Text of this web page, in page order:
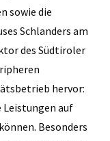
sowie die
Schlanders am
des Südtiroler
hervor:
Leistungen auf
Besonders